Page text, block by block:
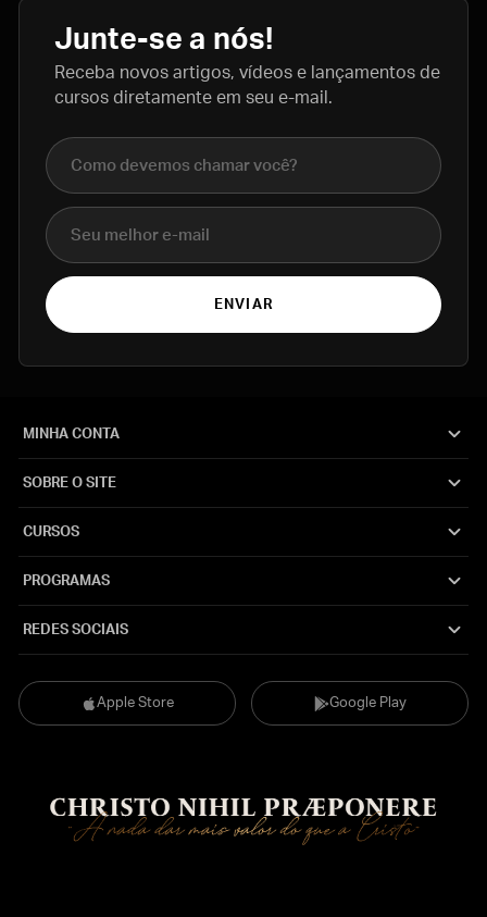
Junte-se a nós!
Receba novos artigos, vídeos e lançamentos de
cursos diretamente em seu e-mail.
Nome completo
E-mail
ENVIAR
Apple Store Google Play
MINHA CONTA
SOBRE O SITE
CURSOS
PROGRAMAS
REDES SOCIAIS